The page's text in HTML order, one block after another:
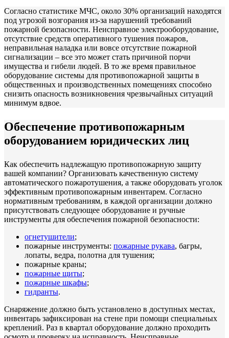
Согласно статистике МЧС, около 30% организаций находятся
под угрозой возгорания из-за нарушений требований
пожарной безопасности. Неисправное электрооборудование,
отсутствие средств оперативного тушения пожаров,
неправильная наладка или вовсе отсутствие пожарной
сигнализации – все это может стать причиной порчи
имущества и гибели людей. В то же время правильное
оборудование системы для противопожарной защиты в
общественных и производственных помещениях способно
снизить опасность возникновения чрезвычайных ситуаций
минимум вдвое.
Обеспечение противопожарным
оборудованием юридических лиц
Как обеспечить надлежащую противопожарную защиту
вашей компании? Организовать качественную систему
автоматического пожаротушения, а также оборудовать уголок
эффективным противопожарным инвентарем. Согласно
нормативным требованиям, в каждой организации должно
присутствовать следующее оборудование и ручные
инструменты для обеспечения пожарной безопасности:
огнетушители;
пожарные инструменты: пожарные рукава, багры,
лопаты, ведра, полотна для тушения;
пожарные краны;
пожарные щиты;
пожарные шкафы;
гидранты.
Снаряжение должно быть установлено в доступных местах,
инвентарь зафиксирован на стене при помощи специальных
креплений. Раз в квартал оборудование должно проходить